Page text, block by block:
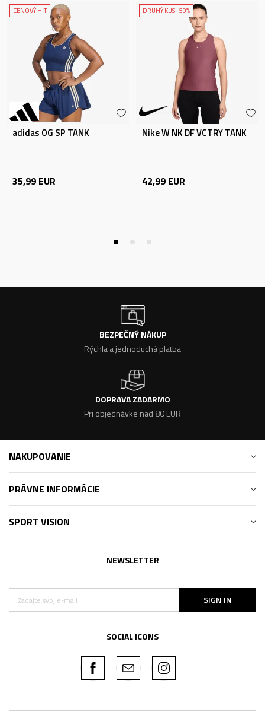
CENOVÝ HIT
adidas OG SP TANK
35,99 EUR
DRUHÝ KUS -50%
Nike W NK DF VCTRY TANK
42,99 EUR
BEZPEČNÝ NÁKUP
Rýchla a jednoduchá platba
DOPRAVA ZADARMO
Pri objednávke nad 80 EUR
NAKUPOVANIE
PRÁVNE INFORMÁCIE
SPORT VISION
NEWSLETTER
SIGN IN
SOCIAL ICONS